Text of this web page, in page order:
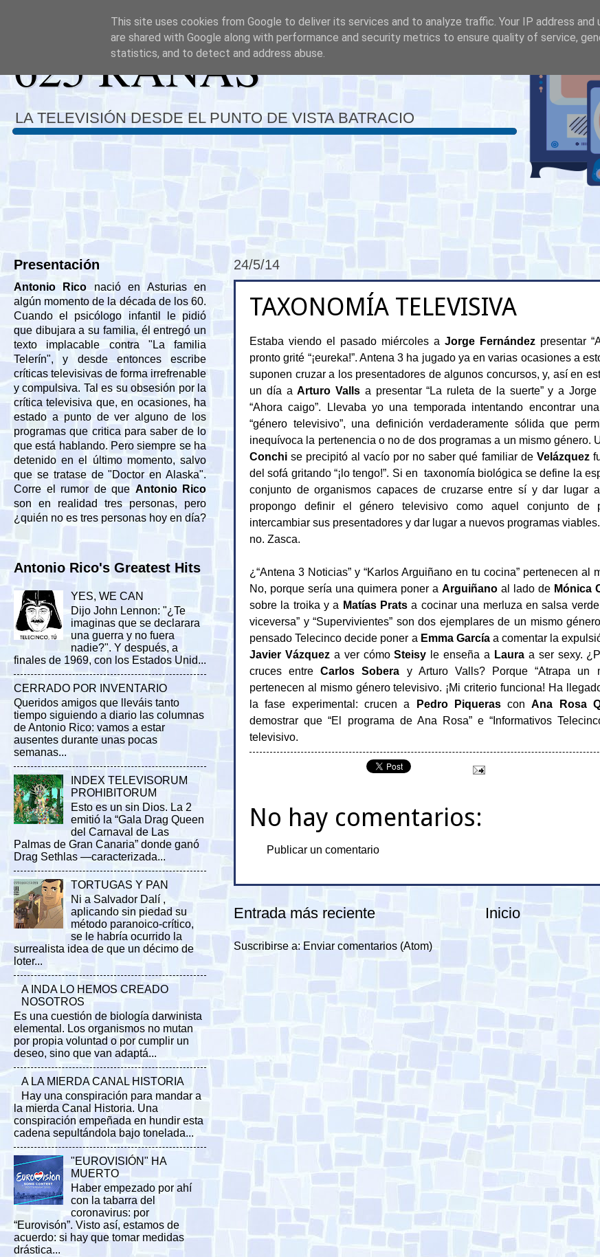
625 RANAS
LA TELEVISIÓN DESDE EL PUNTO DE VISTA BATRACIO
24/5/14
TAXONOMÍA TELEVISIVA
Estaba viendo el pasado miércoles a Jorge Fernándezpresentar
pronto grité “¡eureka!”. Antena 3 ha jugado ya en varias ocasiones a
suponen cruzar a los presentadores de algunos concursos, y, así en
un día aArturo Valls a presentar “La ruleta de la suerte” y a
“Ahora caigo”. Llevaba yo una temporada intentando encontrar
“género televisivo”, una definición verdaderamente sólida que
inequívoca la pertenencia o no de dos programas a un mismo género.
Conchi se precipitó al vacío por no saber qué familiar de Velázquez
del sofá gritando “¡lo tengo!”. Si en taxonomía biológica se define la
conjunto de organismos capaces de cruzarse entre sí y dar lugar
propongo definir el género televisivo como aquel conjunto de
intercambiar sus presentadores y dar lugar a nuevos programas
no. Zasca.
¿“Antena 3 Noticias” y “Karlos Arguiñano en tu cocina” pertenecen al
No, porque sería una quimera poner a Arguiñano al lado de Mónica
sobre la troika y a Matías Prats a cocinar una merluza en salsa
viceversa” y “Supervivientes” son dos ejemplares de un mismo
pensado Telecinco decide poner a Emma Garcíaa comentar la
Javier Vázqueza ver cómoSteisy le enseña a Lauraa ser sexy.
cruces entreCarlos Sobera y Arturo Valls? Porque “Atrapa un
pertenecen al mismo género televisivo. ¡Mi criterio funciona! Ha
la fase experimental: crucen a Pedro PiquerasconAna Rosa
demostrar que “El programa de Ana Rosa” e “Informativos
televisivo.
No hay comentarios:
Publicar un comentario
Entrada más reciente Inicio
Suscribirse a: Enviar comentarios (Atom)
Presentación
Antonio Rico nació en Asturias en
algún momento de la década de los 60.
Cuando el psicólogo infantil le pidió
que dibujara a su familia, él entregó un
texto implacable contra "La familia
Telerín", y desde entonces escribe
críticas televisivas de forma irrefrenable
y compulsiva. Tal es su obsesión por la
crítica televisiva que, en ocasiones, ha
estado a punto de ver alguno de los
programas que critica para saber de lo
que está hablando. Pero siempre se ha
detenido en el último momento, salvo
que se tratase de "Doctor en Alaska".
Corre el rumor de que Antonio Rico
son en realidad tres personas, pero
¿quién no es tres personas hoy en día?
Antonio Rico's Greatest Hits
YES, WE CAN
Dijo John Lennon: "¿Te
imaginas que se declarara
una guerra y no fuera
nadie?". Y después, a
finales de 1969, con los Estados Unid...
CERRADO POR INVENTARIO
Queridos amigos que lleváis tanto
tiempo siguiendo a diario las columnas
de Antonio Rico: vamos a estar
ausentes durante unas pocas
semanas...
INDEX TELEVISORUM
PROHIBITORUM
Esto es un sin Dios. La 2
emitió la “Gala Drag Queen
del Carnaval de Las
Palmas de Gran Canaria” donde ganó
Drag Sethlas —caracterizada...
TORTUGAS Y PAN
Ni a Salvador Dalí ,
aplicando sin piedad su
método paranoico-crítico,
se le habría ocurrido la
surrealista idea de que un décimo de
loter...
A INDA LO HEMOS CREADO
NOSOTROS
Es una cuestión de biología darwinista
elemental. Los organismos no mutan
por propia voluntad o por cumplir un
deseo, sino que van adaptá...
A LA MIERDA CANAL HISTORIA
Hay una conspiración para mandar a
la mierda Canal Historia. Una
conspiración empeñada en hundir esta
cadena sepultándola bajo tonelada...
"EUROVISIÓN" HA
MUERTO
Haber empezado por ahí
con la tabarra del
coronavirus: por
“Eurovisón”. Visto así, estamos de
acuerdo: si hay que tomar medidas
drástica...
This site uses cookies from Google to deliver its services and to analyze traffic. Your IP address and
are shared with Google along with performance and security metrics to ensure quality of service,
statistics, and to detect and address abuse.